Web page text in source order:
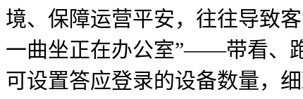
境、保障运营平安，往往导致
一曲坐正在办公室”——带看、
可设置答应登录的设备数量，